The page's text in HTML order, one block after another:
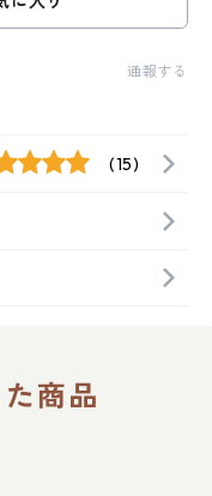
通報する
(15)
商品